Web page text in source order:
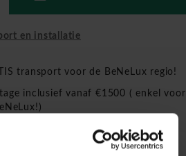
en installatie
transport voor de BeNeLux regio!
inclusief vanaf €1500 ( enkel voor